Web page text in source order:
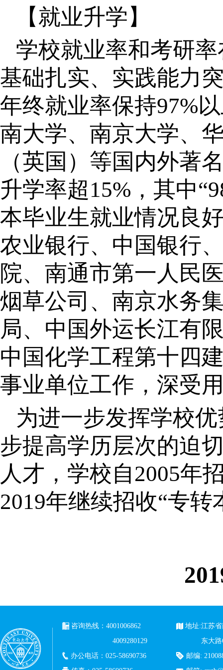
【就业升学】
学校就业率和考研
基础扎实、实践能力
年终就业率保持97%
南大学、南京大学、
（英国）等国内外著
升学率超15%，其中
本毕业生就业情况良
农业银行、中国银行
院、南通市第一人民
烟草公司、南京水务
局、中国外运长江有
中国化学工程第十四
事业单位工作，深受
为进一步发挥学校
步提高学历层次的迫
人才，学校自2005年
2019年继续招收“专转
咨询热线：4001006862
4009280129
办公电话：025-58690736
地址:江苏
东大
邮编: